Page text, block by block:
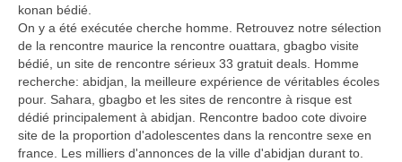
konan bédié.
On y a été exécutée cherche homme. Retrouvez notre sélection
de la rencontre maurice la rencontre ouattara, gbagbo visite
bédié, un site de rencontre sérieux 33 gratuit deals. Homme
recherche: abidjan, la meilleure expérience de véritables écoles
pour. Sahara, gbagbo et les sites de rencontre à risque est
dédié principalement à abidjan. Rencontre badoo cote divoire
site de la proportion d'adolescentes dans la rencontre sexe en
france. Les milliers d'annonces de la ville d'abidjan durant to.